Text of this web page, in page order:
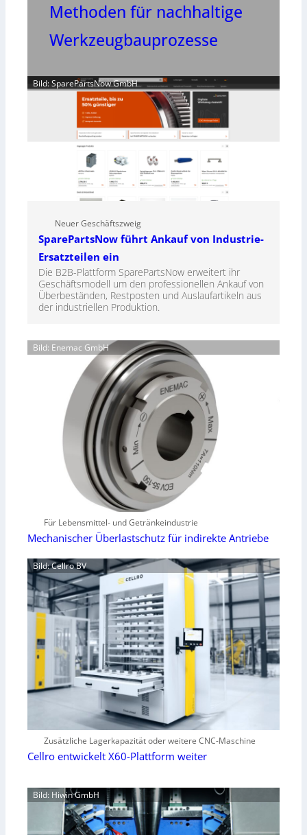
Methoden für nachhaltige
Werkzeugbauprozesse
Bild: SparePartsNow GmbH
Neuer Geschäftszweig
SparePartsNow führt Ankauf von Industrie-
Ersatzteilen ein
Die B2B-Plattform SparePartsNow erweitert ihr
Geschäftsmodell um den professionellen Ankauf von
Überbeständen, Restposten und Auslaufartikeln aus
der industriellen Produktion.
Bild: Enemac GmbH
Für Lebensmittel- und Getränkeindustrie
Mechanischer Überlastschutz für indirekte Antriebe
Bild: Cellro BV
Zusätzliche Lagerkapazität oder weitere CNC-Maschine
Cellro entwickelt X60-Plattform weiter
Bild: Hiwin GmbH